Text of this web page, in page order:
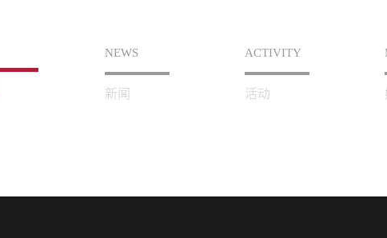
NEWS
新闻
ACTIVITY
活动